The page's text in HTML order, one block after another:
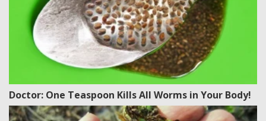
Doctor: One Teaspoon Kills All Worms in Your Body!